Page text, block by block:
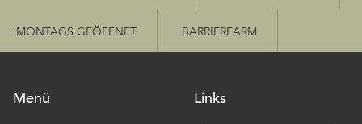
MONTAGS GEÖFFNET BARRIEREARM
Menü
Links